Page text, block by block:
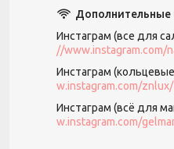
Инстаграм (все для
//www.instagram.com/
Инстаграм
w.instagram.com/znlux/
Инстаграм (всё для
w.instagram.com/